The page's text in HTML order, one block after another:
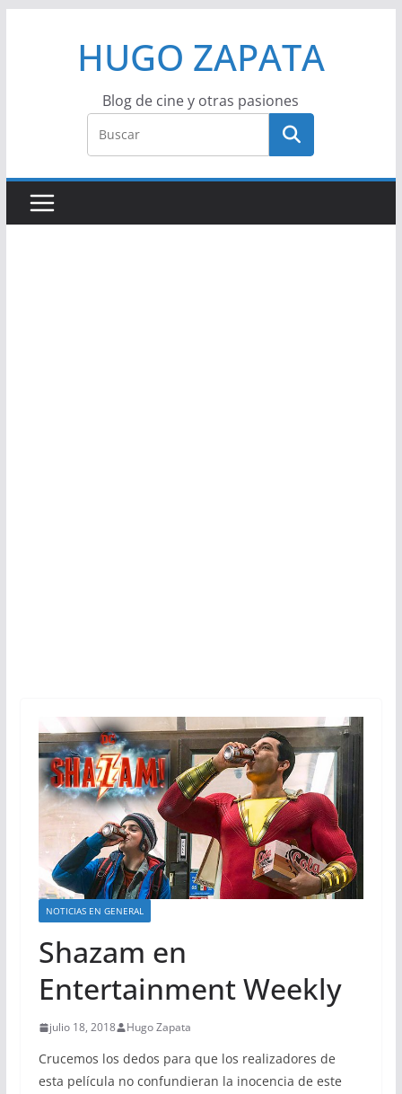
HUGO ZAPATA
Blog de cine y otras pasiones
NOTICIAS EN GENERAL
Shazam en
Entertainment Weekly
julio 18, 2018 Hugo Zapata
Crucemos los dedos para que los realizadores de
esta película no confundieran la inocencia de este